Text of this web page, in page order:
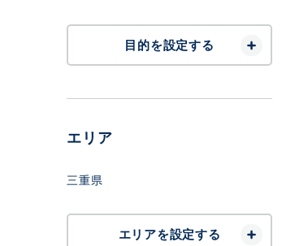
目的を設定する
エリア
三重県
エリアを設定する